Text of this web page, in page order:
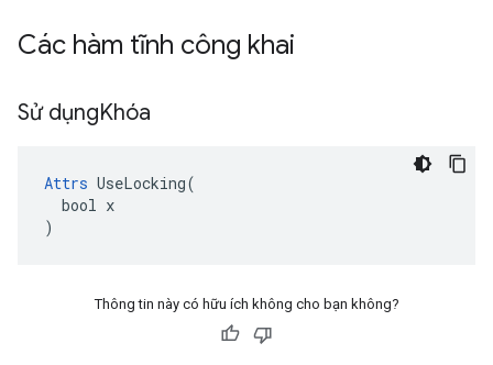
Các hàm tĩnh công khai
Sử dụngKhóa
Attrs UseLocking(
  bool x
)
Thông tin này có hữu ích không cho bạn không?